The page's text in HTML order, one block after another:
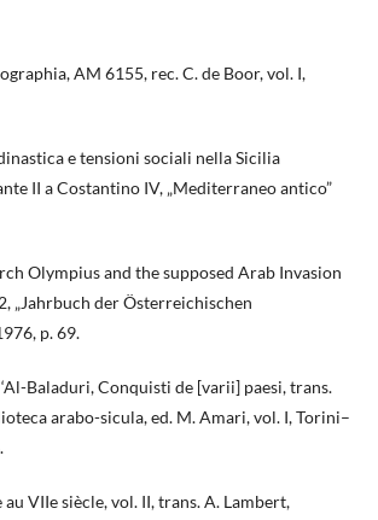
AM 6155, rec. C. de Boor, vol. I,
e tensioni sociali nella Sicilia
II a Costantino IV, „Mediterraneo antico”
Olympius and the supposed Arab Invasion
„Jahrbuch der Österreichischen
p. 69.
‘Al-Baladuri, Conquisti de [varii] paesi, trans.
arabo-sicula, ed. M. Amari, vol. I, Torini–
au VIIe siècle, vol. II, trans. A. Lambert,